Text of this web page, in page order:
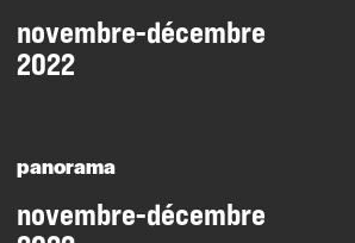
novembre-décembre
2022
panorama
novembre-décembre